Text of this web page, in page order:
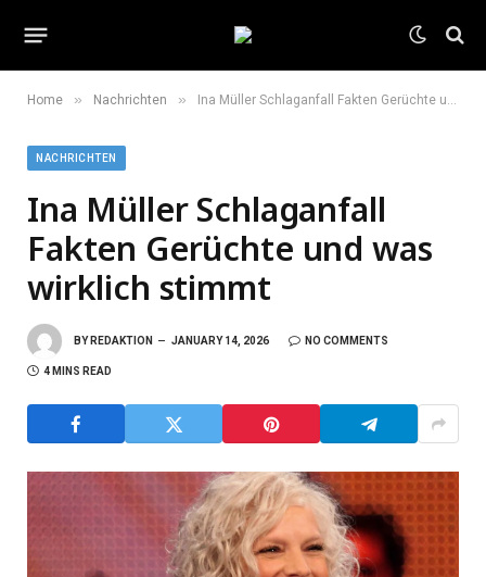
Home » Nachrichten » Ina Müller Schlaganfall Fakten Gerüchte und was wirklich stimmt
NACHRICHTEN
Ina Müller Schlaganfall
Fakten Gerüchte und was
wirklich stimmt
BY REDAKTION JANUARY 14, 2026 NO COMMENTS
4 MINS READ